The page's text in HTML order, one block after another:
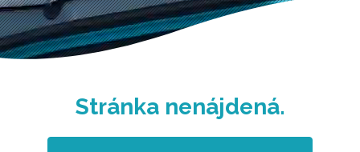
Stránka nenájdená.